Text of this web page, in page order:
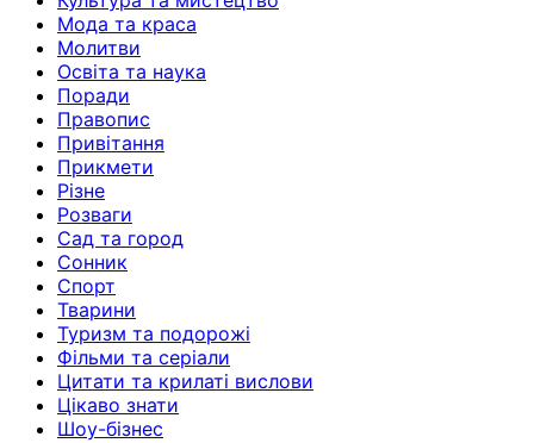
Мода та краса
Молитви
Освіта та наука
Поради
Правопис
Привітання
Прикмети
Різне
Розваги
Сад та город
Сонник
Спорт
Тварини
Туризм та подорожі
Фільми та серіали
Цитати та крилаті вислови
Цікаво знати
Шоу-бізнес